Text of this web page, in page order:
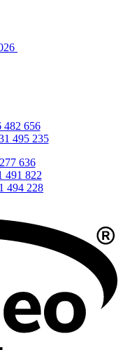
482 656
495 235
636
491 822
494 228